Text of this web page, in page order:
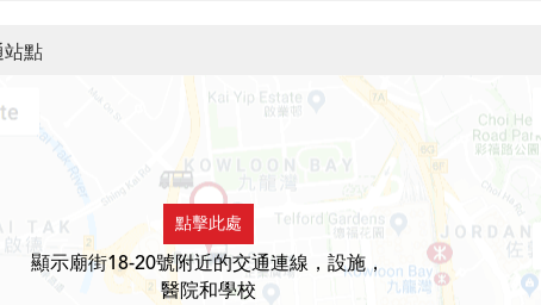
點
點擊此處
顯示廟街18-20號附近的交通連線，設施，
醫院和學校